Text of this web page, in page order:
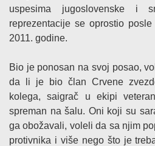
uspesima jugoslovenske i
reprezentacije se oprostio
2011. godine.
Bio je ponosan na svoj posao,
da li je bio član Crvene
kolega, saigrač u ekipi
spreman na šalu. Oni koji su
ga obožavali, voleli da sa njim
protivnika i više nego što je